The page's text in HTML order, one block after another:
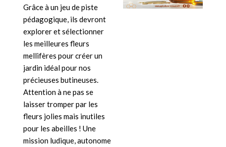
Grâce à un jeu de piste
pédagogique, ils devront
explorer et sélectionner
les meilleures fleurs
mellifères pour créer un
jardin idéal pour nos
précieuses butineuses.
Attention à ne pas se
laisser tromper par les
fleurs jolies mais inutiles
pour les abeilles ! Une
mission ludique, autonome